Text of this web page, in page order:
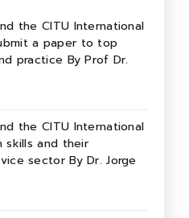
the CITU International
a paper to top
practice By Prof Dr.
the CITU International
skills and their
sector By Dr. Jorge